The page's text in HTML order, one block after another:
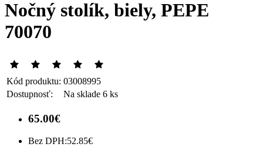
Nočný stolík, biely, PEPE
70070
Kód produktu: 03008995
Dostupnosť:
Na sklade 6 ks
65.00€
Bez DPH:52.85€